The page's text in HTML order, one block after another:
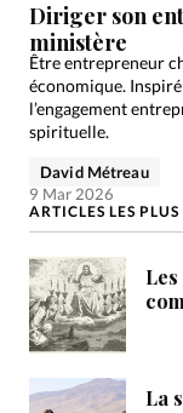
Diriger son
ministère
Être entrepreneur
économique.
l’engagement
spirituelle.
David Métreau
9 Mar 2026
ARTICLES LES PLUS
La